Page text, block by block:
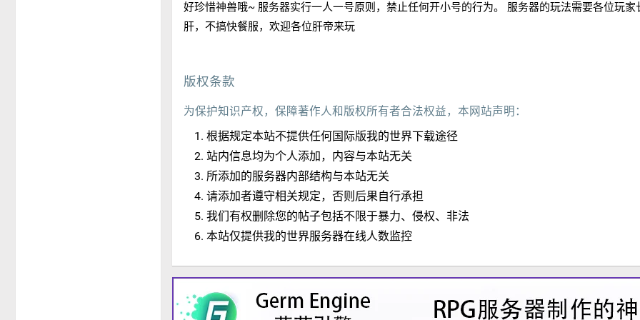
好珍惜神兽哦~ 服务器实行一人一号原则，禁止任何开小号的行为。 服务器的玩法需要各位玩家
肝，不搞快餐服，欢迎各位肝帝来玩
版权条款
为保护知识产权，保障著作人和版权所有者合法权益，本网站声明：
根据规定本站不提供任何国际版我的世界下载途径
站内信息均为个人添加，内容与本站无关
所添加的服务器内部结构与本站无关
请添加者遵守相关规定，否则后果自行承担
我们有权删除您的帖子包括不限于暴力、侵权、非法
本站仅提供我的世界服务器在线人数监控